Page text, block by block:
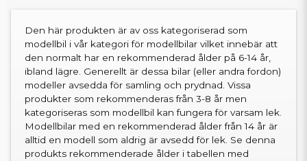
Den här produkten är av oss kategoriserad som
modellbil i vår kategori för modellbilar vilket innebär att
den normalt har en rekommenderad ålder på 6-14 år,
ibland lägre. Generellt är dessa bilar (eller andra fordon)
modeller avsedda för samling och prydnad. Vissa
produkter som rekommenderas från 3-8 år men
kategoriseras som modellbil kan fungera för varsam lek.
Modellbilar med en rekommenderad ålder från 14 år är
alltid en modell som aldrig är avsedd för lek. Se denna
produkts rekommenderade ålder i tabellen med